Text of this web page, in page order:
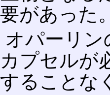
要があった。
オパーリン
カプセルが
することな